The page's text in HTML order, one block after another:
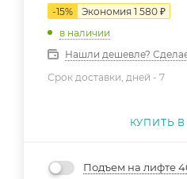
-15% Экономия 1 580 ₽
в наличии
Нашли дешевле?
Срок доставки, дней - 7
КУПИТЬ В
Подъем на лифте